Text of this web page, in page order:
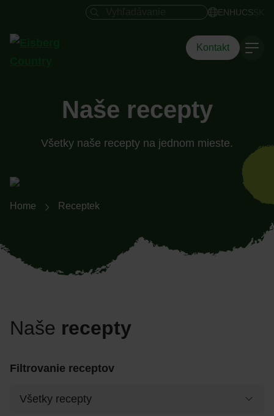
Vyhľadávacie pole ENHUCS
Kontakt
Naše recepty
Všetky naše recepty na jednom mieste.
Breadcrumb-Navigation
Home Receptek
Naše recepty
Filtrovanie receptov